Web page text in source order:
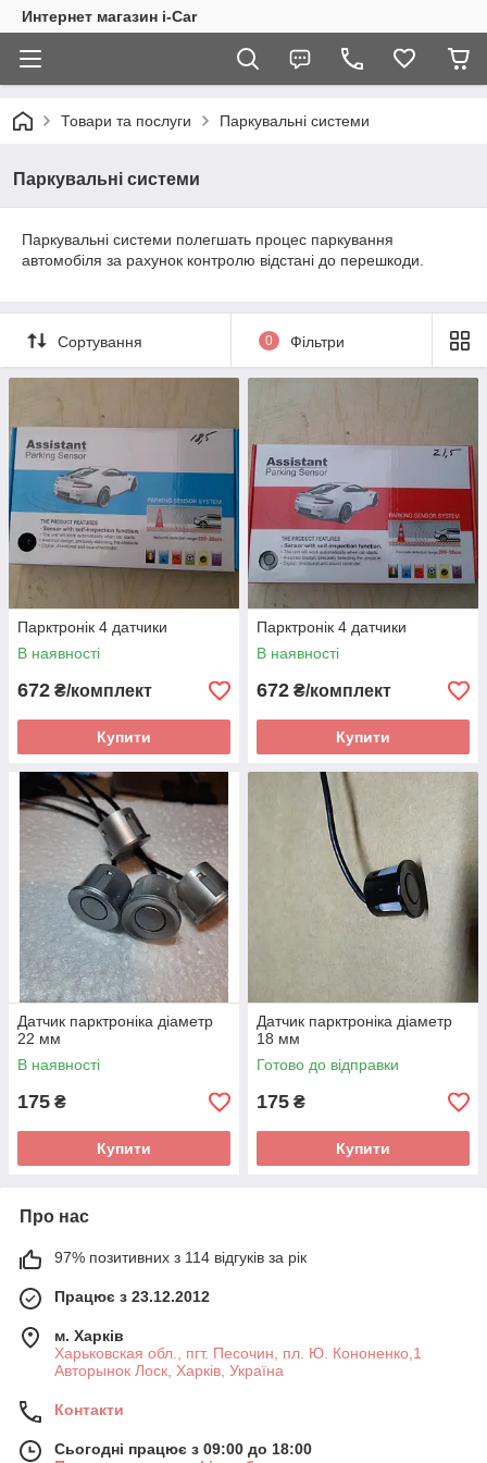
Интернет магазин i-Car
Товари та послуги Паркувальні системи
Паркувальні системи
Паркувальні системи полегшать процес паркування
автомобіля за рахунок контролю відстані до перешкоди.
Сортування 0 Фільтри
Парктронік 4 датчики
В наявності
672 ₴/комплект
Купити
Парктронік 4 датчики
В наявності
672 ₴/комплект
Купити
Датчик парктроніка діаметр
22 мм
В наявності
175 ₴
Купити
Датчик парктроніка діаметр
18 мм
Готово до відправки
175 ₴
Купити
Про нас
97% позитивних з 114 відгуків за рік
Працює з 23.12.2012
м. Харків
Харьковская обл., пгт. Песочин, пл. Ю. Кононенко,1
Авторынок Лоск, Харків, Україна
Контакти
Сьогодні працює з 09:00 до 18:00